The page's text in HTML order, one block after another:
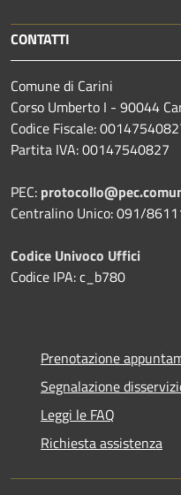
CONTATTI
Comune di Carini
Corso Umberto I - 90044
Codice Fiscale:
Partita IVA: 00147540827
PEC:
Centralino Unico: 091/
Codice Univoco Uffici
Codice IPA: c_b780
Prenotazione
Segnalazione
Leggi le FAQ
Richiesta assistenza